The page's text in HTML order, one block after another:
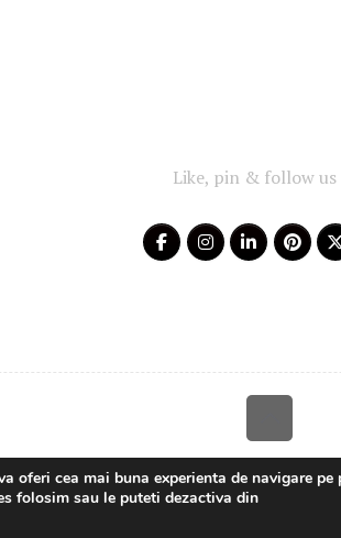
Like, pin & follow us
Your-Story 2014 - 2025 ~ All
oferi cea mai buna experienta de navigare pe
folosim sau le puteti dezactiva din